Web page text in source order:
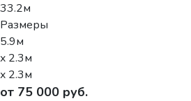
33.2м
Размеры
5.9м
x 2.3м
x 2.3м
от 75 000 руб.